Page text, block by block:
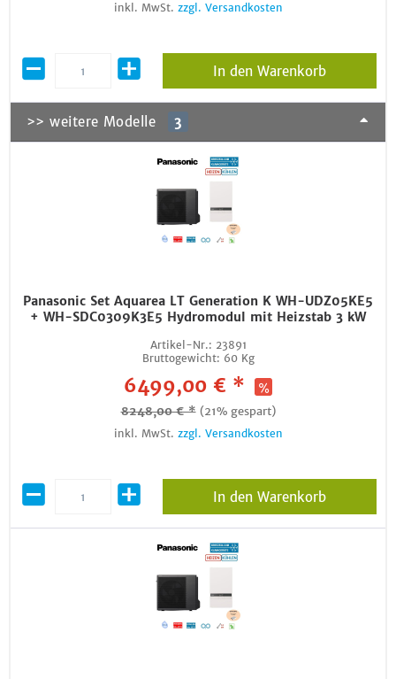
inkl. MwSt. zzgl. Versandkosten
In den Warenkorb
>> weitere Modelle 3
Panasonic Set Aquarea LT Generation K WH-UDZ05KE5
+ WH-SDC0309K3E5 Hydromodul mit Heizstab 3 kW
Artikel-Nr.: 23891
Bruttogewicht: 60 Kg
6499,00 € *
8248,00 € * (21% gespart)
inkl. MwSt. zzgl. Versandkosten
In den Warenkorb